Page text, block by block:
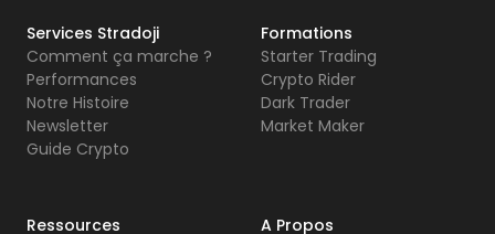
Services Stradoji
Comment ça marche ?
Performances
Notre Histoire
Newsletter
Guide Crypto
Formations
Starter Trading
Crypto Rider
Dark Trader
Market Maker
Ressources
A Propos